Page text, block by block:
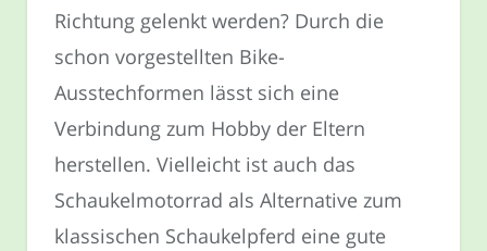
Richtung gelenkt werden? Durch die
schon vorgestellten Bike-
Ausstechformen lässt sich eine
Verbindung zum Hobby der Eltern
herstellen. Vielleicht ist auch das
Schaukelmotorrad als Alternative zum
klassischen Schaukelpferd eine gute